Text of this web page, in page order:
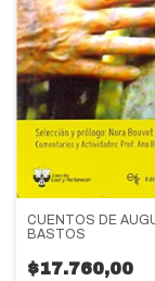
CUENTOS DE
BASTOS
$17.760,00